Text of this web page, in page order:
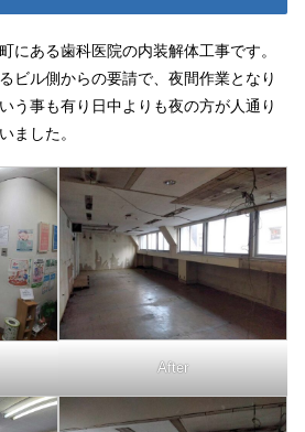
にある歯科医院の内装解体工事です。
ビル側からの要請で、夜間作業となり
う事も有り日中よりも夜の方が人通り
ました。
After